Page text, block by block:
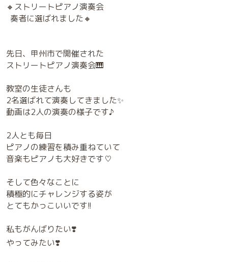
🔸ストリートピアノ演奏会
奏者に選ばれました🔸
先日、甲州市で開催された
ストリートピアノ演奏会🎹
教室の生徒さんも
2名選ばれて演奏してきました✨
動画は2人の演奏の様子です♪
2人とも毎日
ピアノの練習を積み重ねていて
音楽もピアノも大好きです♡
そして色々なことに
積極的にチャレンジする姿が
とてもかっこいいです!!
私もがんばりたい❣️
やってみたい❣️